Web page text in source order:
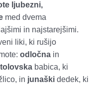
ljubezni,
med dvema
in najstarejšimi.
liki, ki rušijo
odločnain
babica, ki
in junaškidedek, ki